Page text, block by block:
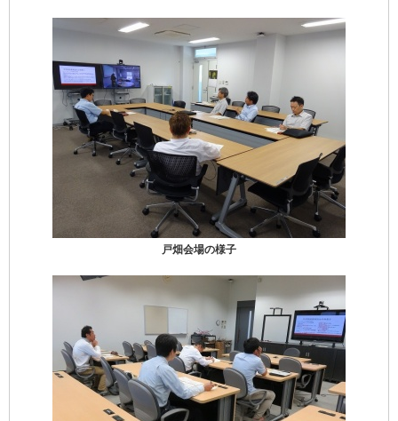
戸畑会場の様子